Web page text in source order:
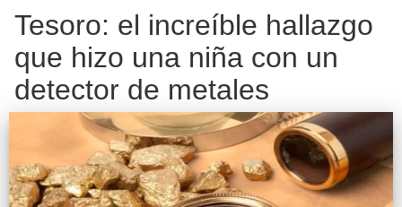
Tesoro: el increíble hallazgo
que hizo una niña con un
detector de metales